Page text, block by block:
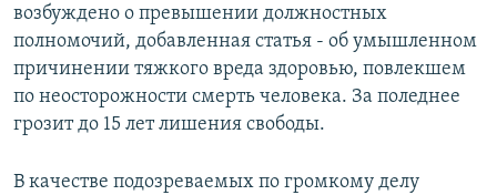
возбуждено о превышении должностных
полномочий, добавленная статья - об умышленном
причинении тяжкого вреда здоровью, повлекшем
по неосторожности смерть человека. За поледнее
грозит до 15 лет лишения свободы.
В качестве подозреваемых по громкому делу